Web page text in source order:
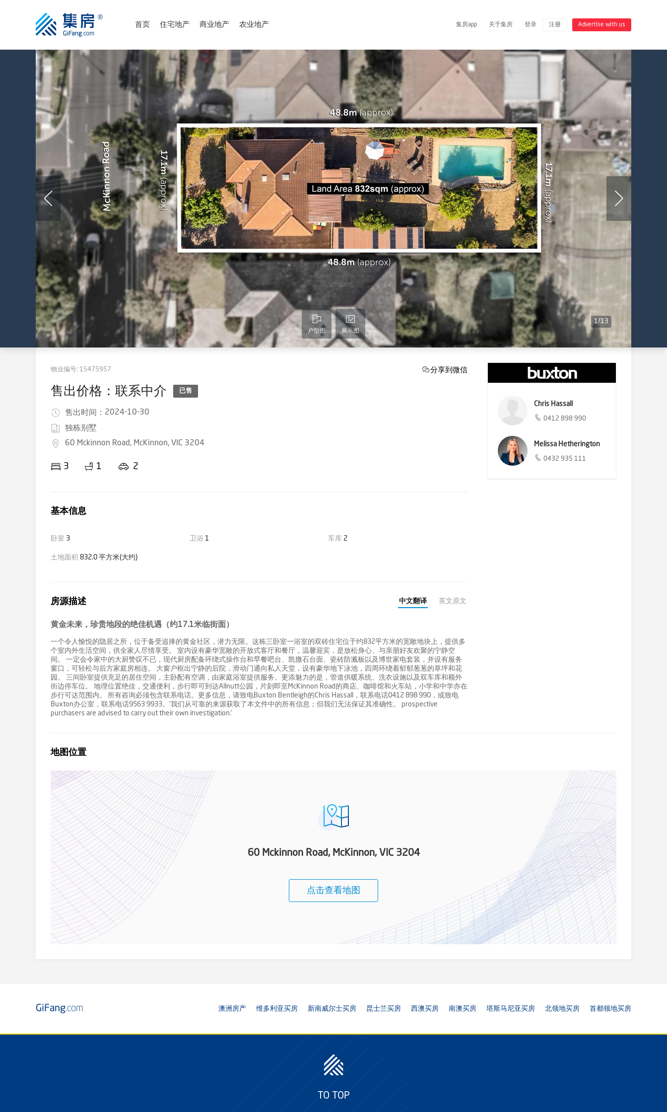
首页 住宅地产 商业地产 农业地产 集房app 关于集房 登录 注册 Advertise with us
户型图 展示图
1/13
物业编号: 15475957
售出价格：联系中介 已售
售出时间： 2024-10-30
独栋别墅
60 Mckinnon Road, McKinnon, VIC 3204
3 1 2
分享到微信
基本信息
卧室 3 卫浴 1 车库 2
土地面积 832.0 平方米(大约)
房源描述 中文翻译 英文原文
黄金未来，珍贵地段的绝佳机遇（约17.1米临街面）
一个令人愉悦的隐居之所，位于备受追捧的黄金社区，潜力无限。这栋三卧室一浴室的双砖住宅位于约832平方米的宽敞地块上，提供多
个室内外生活空间，供全家人尽情享受。 室内设有豪华宽敞的开放式客厅和餐厅，温馨迎宾，是放松身心、与亲朋好友欢聚的宁静空
间。 一定会令家中的大厨赞叹不已，现代厨房配备环绕式操作台和早餐吧台、凯撒石台面、瓷砖防溅板以及博世家电套装，并设有服务
窗口，可轻松与后方家庭房相连。 大窗户框出宁静的后院，滑动门通向私人天堂，设有豪华地下泳池，四周环绕着郁郁葱葱的草坪和花
园。 三间卧室提供充足的居住空间，主卧配有空调，由家庭浴室提供服务。更添魅力的是，管道供暖系统、洗衣设施以及双车库和额外
街边停车位。 地理位置绝佳，交通便利，步行即可到达Allnutt公园，片刻即至McKinnon Road的商店、咖啡馆和火车站，小学和中学亦在
步行可达范围内。 所有咨询必须包含联系电话。更多信息，请致电Buxton Bentleigh的Chris Hassall，联系电话0412 898 990，或致电
Buxton办公室，联系电话9563 9933。'我们从可靠的来源获取了本文件中的所有信息；但我们无法保证其准确性。 prospective
purchasers are advised to carry out their own investigation.'
Chris Hassall
0412 898 990
Melissa Hetherington
0432 935 111
地图位置
60 Mckinnon Road, McKinnon, VIC 3204
点击查看地图
GiFang.com 澳洲房产 维多利亚买房 新南威尔士买房 昆士兰买房 西澳买房 南澳买房 塔斯马尼亚买房 北领地买房 首都领地买房
TO TOP